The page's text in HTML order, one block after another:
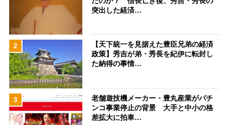
突出した経済…
2
【天下統一を見据えた豊臣兄弟の経済
政策】秀吉が弟・秀長を紀伊に転封し
た納得の事情…
3
老舗遊技機メーカー・豊丸産業がパチ
ンコ事業停止の背景 大手と中小の格
差拡大に拍車…